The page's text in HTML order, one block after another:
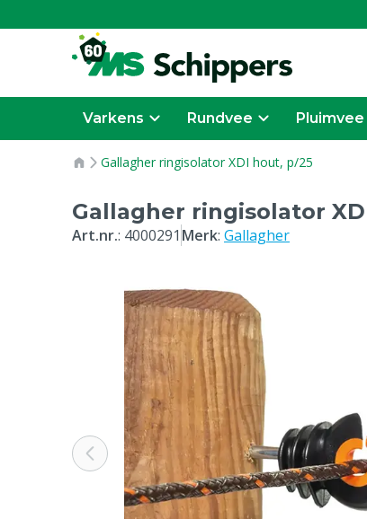
Varkens Rundvee Pluimvee
Gallagher ringisolator XDI hout, p/25
Gallagher ringisolator
Art.nr.: 4000291 Merk: Gallagher